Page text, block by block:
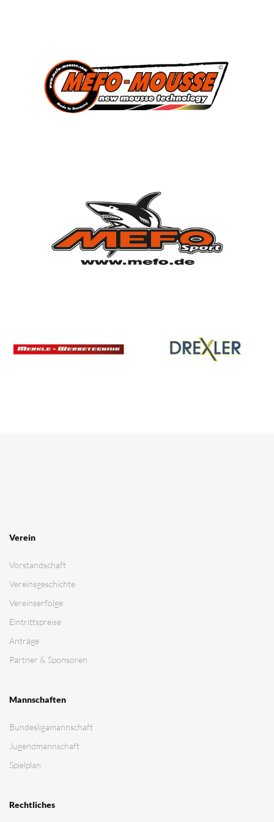
Verein
Vorstandschaft
Vereinsgeschichte
Vereinserfolge
Eintrittspreise
Anträge
Partner & Sponsoren
Mannschaften
Bundesligamannschaft
Jugendmannschaft
Spielplan
Rechtliches